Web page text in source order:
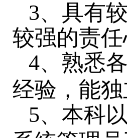
3、具有
较强的责任
4、熟悉
经验，能
5、本科